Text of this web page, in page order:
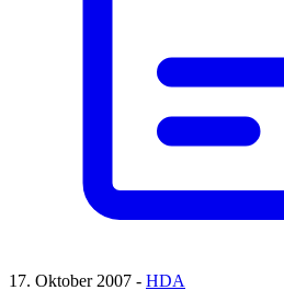
17. Oktober 2007 - HDA